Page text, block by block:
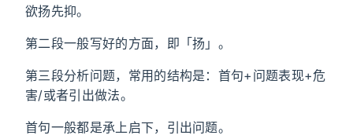
欲扬先抑。
第二段一般写好的方面，即「扬」。
第三段分析问题，常用的结构是：首句+问题表现+危
害/或者引出做法。
首句一般都是承上启下，引出问题。